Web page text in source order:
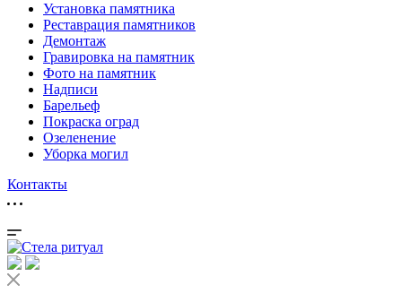
Установка памятника
Реставрация памятников
Демонтаж
Гравировка на памятник
Фото на памятник
Надписи
Барельеф
Покраска оград
Озеленение
Уборка могил
Контакты